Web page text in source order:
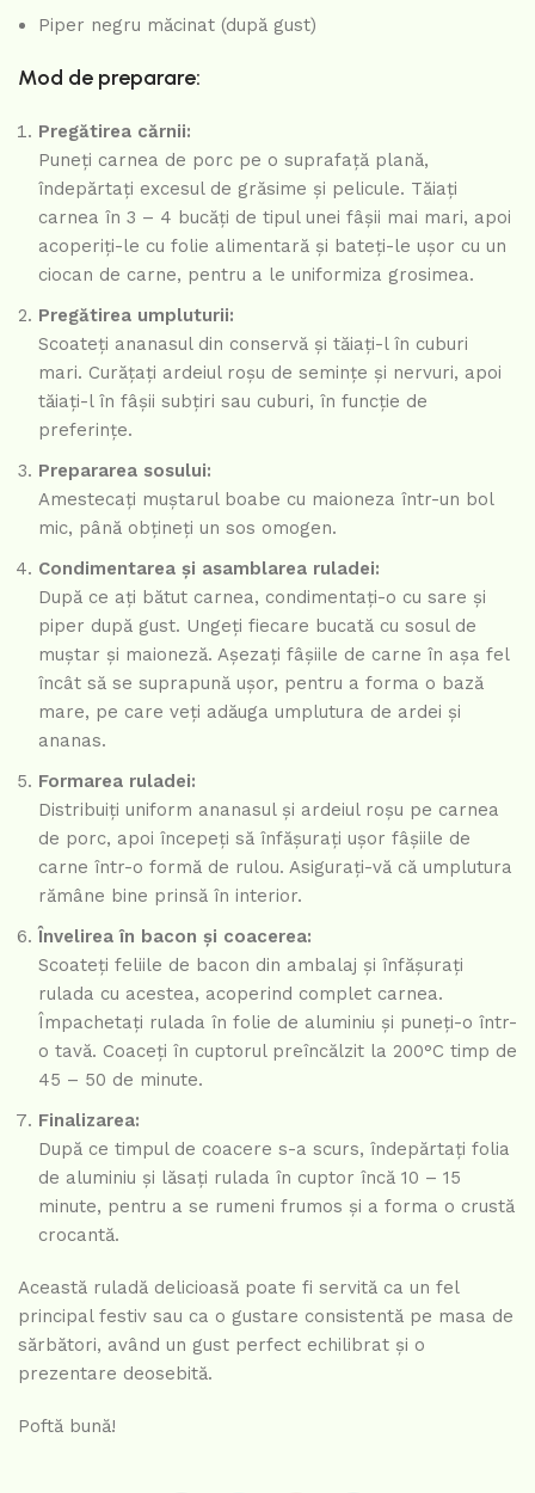
Piper negru măcinat (după gust)
Mod de preparare:
Pregătirea cărnii:
Puneți carnea de porc pe o suprafață plană,
îndepărtați excesul de grăsime și pelicule. Tăiați
carnea în 3 – 4 bucăți de tipul unei fâșii mai mari, apoi
acoperiți-le cu folie alimentară și bateți-le ușor cu un
ciocan de carne, pentru a le uniformiza grosimea.
Pregătirea umpluturii:
Scoateți ananasul din conservă și tăiați-l în cuburi
mari. Curățați ardeiul roșu de semințe și nervuri, apoi
tăiați-l în fâșii subțiri sau cuburi, în funcție de
preferințe.
Prepararea sosului:
Amestecați muștarul boabe cu maioneza într-un bol
mic, până obțineți un sos omogen.
Condimentarea și asamblarea ruladei:
După ce ați bătut carnea, condimentați-o cu sare și
piper după gust. Ungeți fiecare bucată cu sosul de
muștar și maioneză. Așezați fâșiile de carne în așa fel
încât să se suprapună ușor, pentru a forma o bază
mare, pe care veți adăuga umplutura de ardei și
ananas.
Formarea ruladei:
Distribuiți uniform ananasul și ardeiul roșu pe carnea
de porc, apoi începeți să înfășurați ușor fâșiile de
carne într-o formă de rulou. Asigurați-vă că umplutura
rămâne bine prinsă în interior.
Învelirea în bacon și coacerea:
Scoateți feliile de bacon din ambalaj și înfășurați
rulada cu acestea, acoperind complet carnea.
Împachetați rulada în folie de aluminiu și puneți-o într-
o tavă. Coaceți în cuptorul preîncălzit la 200°C timp de
45 – 50 de minute.
Finalizarea:
După ce timpul de coacere s-a scurs, îndepărtați folia
de aluminiu și lăsați rulada în cuptor încă 10 – 15
minute, pentru a se rumeni frumos și a forma o crustă
crocantă.
Această ruladă delicioasă poate fi servită ca un fel
principal festiv sau ca o gustare consistentă pe masa de
sărbători, având un gust perfect echilibrat și o
prezentare deosebită.
Poftă bună!